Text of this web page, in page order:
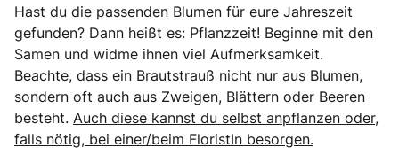
Hast du die passenden Blumen für eure Jahreszeit
gefunden? Dann heißt es: Pflanzzeit! Beginne mit den
Samen und widme ihnen viel Aufmerksamkeit.
Beachte, dass ein Brautstrauß nicht nur aus Blumen,
sondern oft auch aus Zweigen, Blättern oder Beeren
besteht. Auch diese kannst du selbst anpflanzen oder,
falls nötig, bei einer/beim FloristIn besorgen.